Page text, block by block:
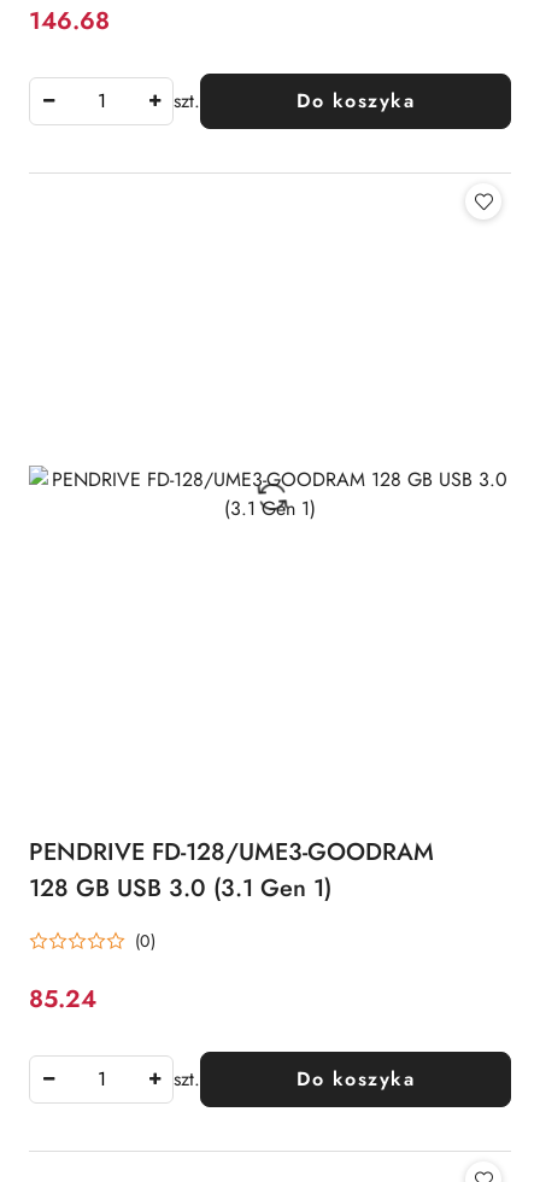
Cena:
146.68
szt. Do koszyka
PENDRIVE FD-128/UME3-GOODRAM
128 GB USB 3.0 (3.1 Gen 1)
(0)
Cena:
85.24
szt. Do koszyka